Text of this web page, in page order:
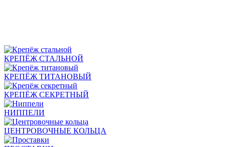
КРЕПЁЖ СТАЛЬНОЙ
КРЕПЁЖ ТИТАНОВЫЙ
КРЕПЁЖ СЕКРЕТНЫЙ
НИППЕЛИ
ЦЕНТРОВОЧНЫЕ КОЛЬЦА